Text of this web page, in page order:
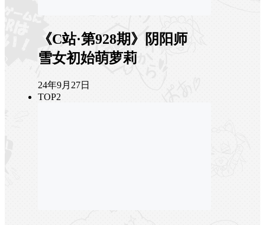
《C站·第928期》阴阳师
雪女初始萌萝莉
24年9月27日
TOP2